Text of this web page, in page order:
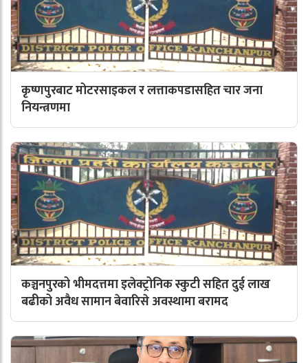
कृष्णपुरबाट मोटरसाइकल र लत्ताकपडासहित चार जना
नियन्त्रणमा
कञ्चनपुरको भीमदत्तमा इलेक्ट्रोनिक स्कुटी सहित दुई लाख
बढीको अवैध सामान बेवारिसे अवस्थामा बरामद